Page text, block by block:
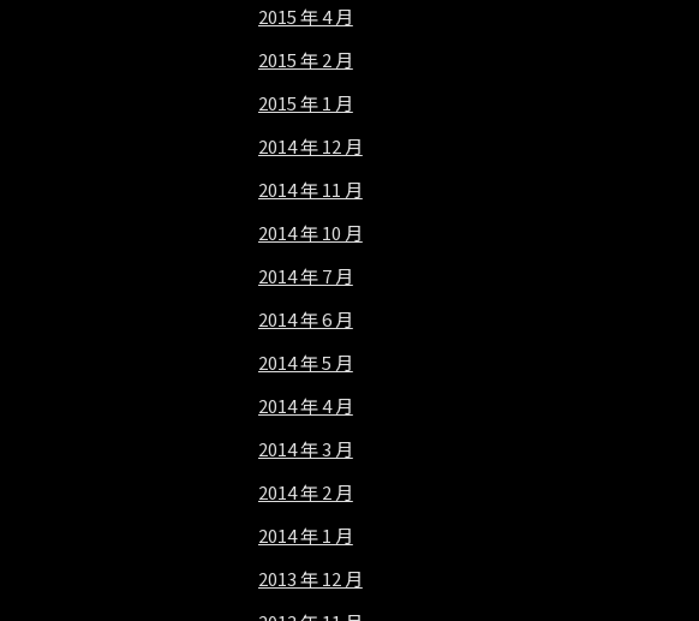
2015 年 4 月
2015 年 2 月
2015 年 1 月
2014 年 12 月
2014 年 11 月
2014 年 10 月
2014 年 7 月
2014 年 6 月
2014 年 5 月
2014 年 4 月
2014 年 3 月
2014 年 2 月
2014 年 1 月
2013 年 12 月